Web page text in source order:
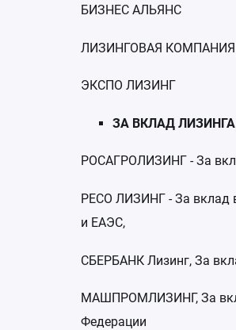
БИЗНЕС АЛЬЯНС
ЛИЗИНГОВАЯ
ЭКСПО ЛИЗИНГ
ЗА ВКЛАД
РОСАГРОЛИЗИНГ - За
РЕСО ЛИЗИНГ - За вклад
и ЕАЭС,
СБЕРБАНК Лизинг, За
МАШПРОМЛИЗИНГ, За
Федерации